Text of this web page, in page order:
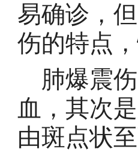
易确诊，
伤的特
肺爆震伤
血，其次
由斑点状